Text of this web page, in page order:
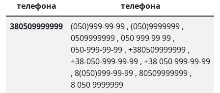
телефона
телефона
380509999999
(050)999-99-99 , (050)9999999 ,
0509999999 , 050 999 99 99 ,
050-999-99-99 , +380509999999 ,
+38-050-999-99-99 , +38 050 999-99-99
, 8(050)999-99-99 , 80509999999 ,
8 050 9999999